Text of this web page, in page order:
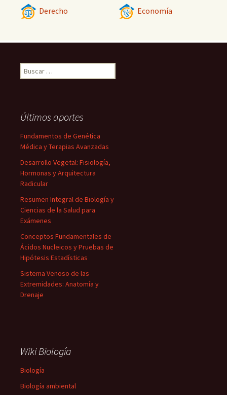
Derecho Economía
Buscar:
Últimos aportes
Fundamentos de Genética
Médica y Terapias Avanzadas
Desarrollo Vegetal: Fisiología,
Hormonas y Arquitectura
Radicular
Resumen Integral de Biología y
Ciencias de la Salud para
Exámenes
Conceptos Fundamentales de
Ácidos Nucleicos y Pruebas de
Hipótesis Estadísticas
Sistema Venoso de las
Extremidades: Anatomía y
Drenaje
Wiki Biología
Biología
Biología ambiental